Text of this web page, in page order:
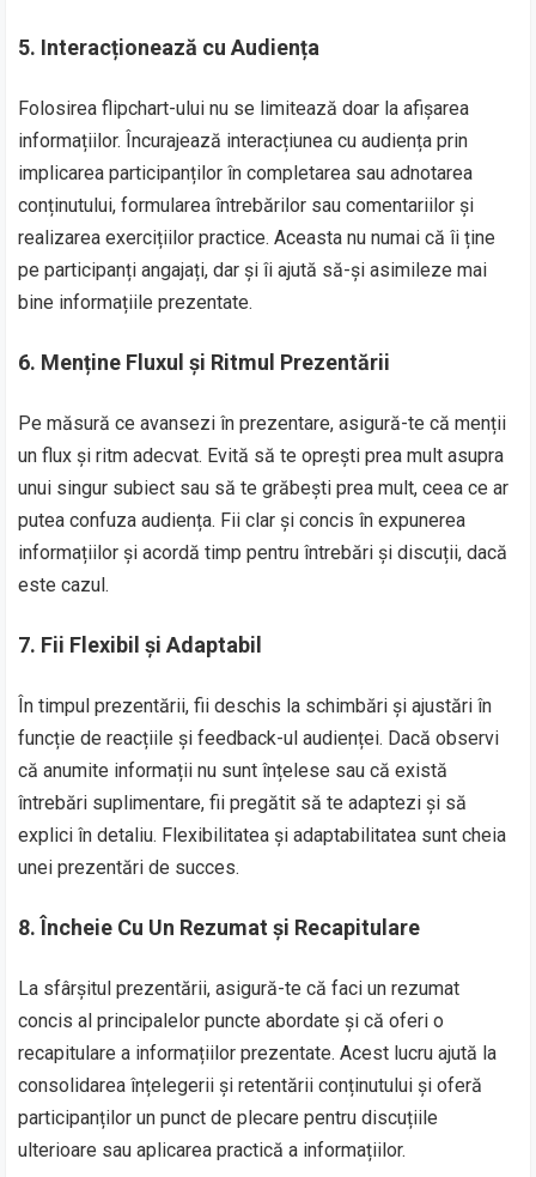
5. Interacționează cu Audiența
Folosirea flipchart-ului nu se limitează doar la afișarea
informațiilor. Încurajează interacțiunea cu audiența prin
implicarea participanților în completarea sau adnotarea
conținutului, formularea întrebărilor sau comentariilor și
realizarea exercițiilor practice. Aceasta nu numai că îi ține
pe participanți angajați, dar și îi ajută să-și asimileze mai
bine informațiile prezentate.
6. Menține Fluxul și Ritmul Prezentării
Pe măsură ce avansezi în prezentare, asigură-te că menții
un flux și ritm adecvat. Evită să te oprești prea mult asupra
unui singur subiect sau să te grăbești prea mult, ceea ce ar
putea confuza audiența. Fii clar și concis în expunerea
informațiilor și acordă timp pentru întrebări și discuții, dacă
este cazul.
7. Fii Flexibil și Adaptabil
În timpul prezentării, fii deschis la schimbări și ajustări în
funcție de reacțiile și feedback-ul audienței. Dacă observi
că anumite informații nu sunt înțelese sau că există
întrebări suplimentare, fii pregătit să te adaptezi și să
explici în detaliu. Flexibilitatea și adaptabilitatea sunt cheia
unei prezentări de succes.
8.Încheie Cu Un Rezumat și Recapitulare
La sfârșitul prezentării, asigură-te că faci un rezumat
concis al principalelor puncte abordate și că oferi o
recapitulare a informațiilor prezentate. Acest lucru ajută la
consolidarea înțelegerii și retentării conținutului și oferă
participanților un punct de plecare pentru discuțiile
ulterioare sau aplicarea practică a informațiilor.